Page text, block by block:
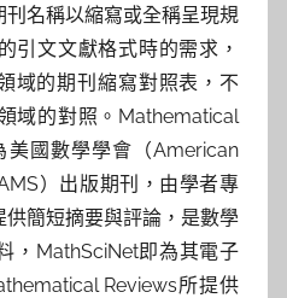
名稱以縮寫或全稱呈現規
引文文獻格式時的需求，
域的期刊縮寫對照表，不
域的對照。Mathematical
美國數學學會（American
）出版期刊，由學者專
簡短摘要與評論，是數學
，MathSciNet即為其電子
Reviews所提供